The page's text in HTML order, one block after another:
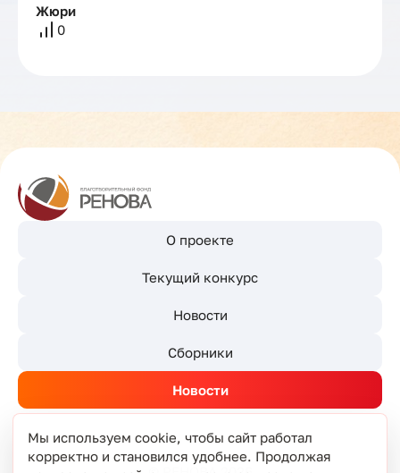
Жюри
0
О проекте
Текущий конкурс
Новости
Сборники
Новости
Мы используем cookie, чтобы сайт работал
корректно и становился удобнее. Продолжая